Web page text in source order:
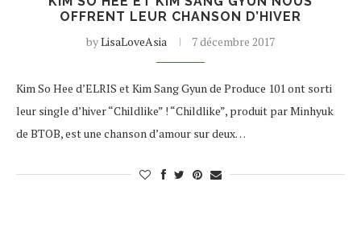
OFFRENT LEUR CHANSON D’HIVER
byLisaLoveAsia 7 décembre 2017
Kim So Hee d’ELRIS et Kim Sang Gyun de Produce 101 ont sorti
leur single d’hiver “Childlike” ! “Childlike”, produit par Minhyuk
de BTOB, est une chanson d’amour sur deux…